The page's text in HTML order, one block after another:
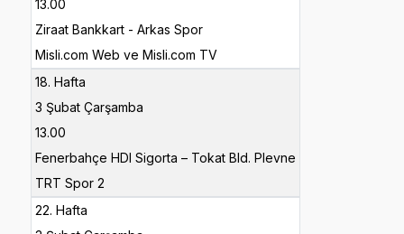
13.00
Ziraat Bankkart - Arkas Spor
Misli.com Web ve Misli.com TV
18. Hafta
3 Şubat Çarşamba
13.00
Fenerbahçe HDI Sigorta – Tokat Bld. Plevne
TRT Spor 2
22. Hafta